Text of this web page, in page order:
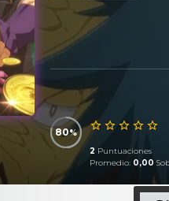
80
2 Puntuaciones
Promedio: 0,00